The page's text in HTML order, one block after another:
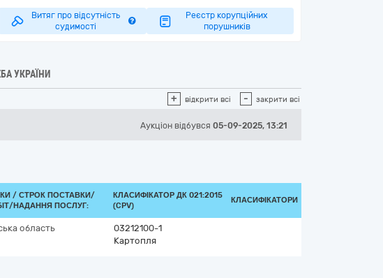
Витяг про відсутність
судимості
Реєстр корупційних
порушників
УКРАЇНИ
+ відкрити всі - закрити всі
Аукціон відбувся 05-09-2025, 13:21
/ СТРОК ПОСТАВКИ/
НАДАННЯ ПОСЛУГ:
КЛАСИФІКАТОР ДК 021:2015
(CPV)
КЛАСИФІКАТОРИ
область
03212100-1
Картопля